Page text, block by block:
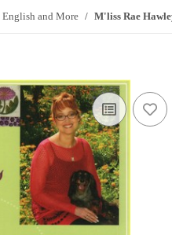
English and More M'liss Rae